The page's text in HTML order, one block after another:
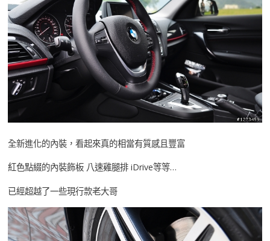
全新進化的內裝，看起來真的相當有質感且豐富
紅色點綴的內裝飾板 八速雞腿排 iDrive等等…
已經超越了一些現行款老大哥